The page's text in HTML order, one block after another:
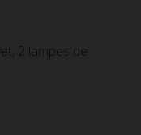
2 lampes de